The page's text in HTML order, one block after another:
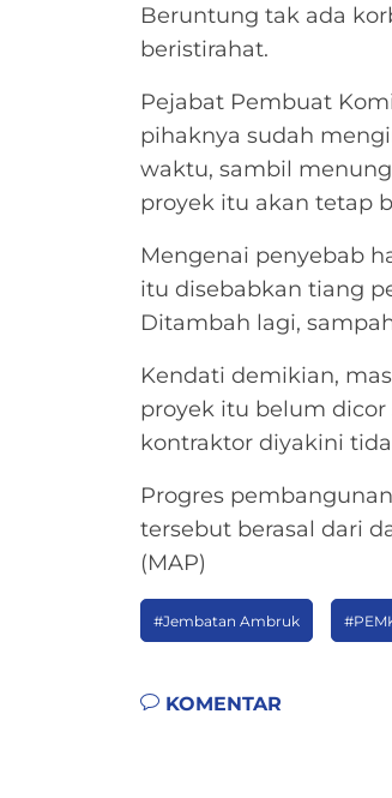
Beruntung tak ada
beristirahat.
Pejabat Pembuat
pihaknya sudah
waktu, sambil
proyek itu akan tetap
Mengenai penyebab
itu disebabkan tiang
Ditambah lagi,
Kendati demikian,
proyek itu belum
kontraktor diyakini
Progres
tersebut berasal dari
(MAP)
#Jembatan Ambruk
KOMENTAR